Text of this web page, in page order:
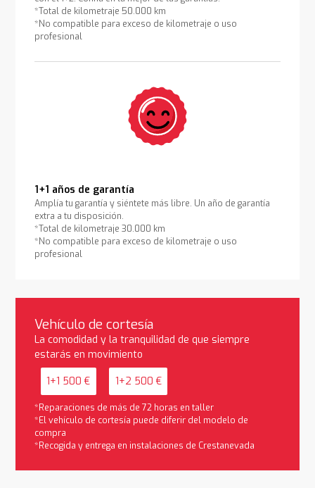
*Total de kilometraje 50.000 km
*No compatible para exceso de kilometraje o uso
profesional
1+1 años de garantía
Amplía tu garantía y siéntete más libre. Un año de garantía
extra a tu disposición.
*Total de kilometraje 30.000 km
*No compatible para exceso de kilometraje o uso
profesional
Vehículo de cortesía
La comodidad y la tranquilidad de que siempre
estarás en movimiento
1+1 500 € 1+2 500 €
*Reparaciones de más de 72 horas en taller
*El vehículo de cortesía puede diferir del modelo de
compra
*Recogida y entrega en instalaciones de Crestanevada